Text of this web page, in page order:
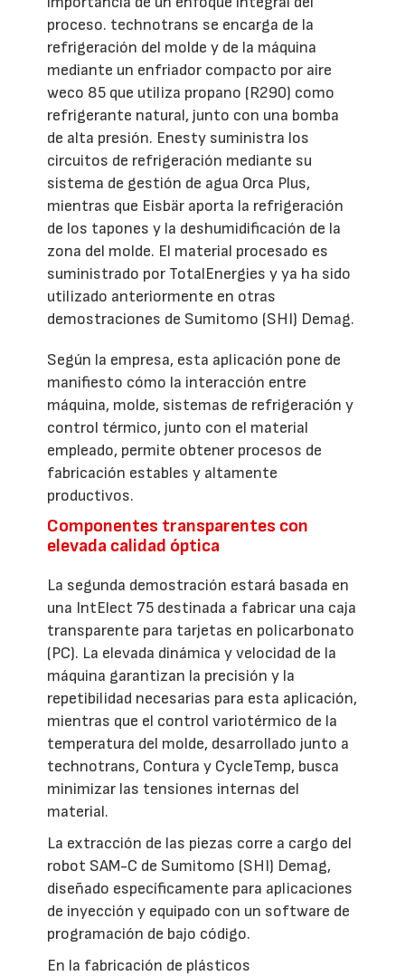
proceso. technotrans se encarga de la
refrigeración del molde y de la máquina
mediante un enfriador compacto por aire
weco 85 que utiliza propano (R290) como
refrigerante natural, junto con una bomba
de alta presión. Enesty suministra los
circuitos de refrigeración mediante su
sistema de gestión de agua Orca Plus,
mientras que Eisbär aporta la refrigeración
de los tapones y la deshumidificación de la
zona del molde. El material procesado es
suministrado por TotalEnergies y ya ha sido
utilizado anteriormente en otras
demostraciones de Sumitomo (SHI) Demag.
Según la empresa, esta aplicación pone de
manifiesto cómo la interacción entre
máquina, molde, sistemas de refrigeración y
control térmico, junto con el material
empleado, permite obtener procesos de
fabricación estables y altamente
productivos.
Componentes transparentes con
elevada calidad óptica
La segunda demostración estará basada en
una IntElect 75 destinada a fabricar una caja
transparente para tarjetas en policarbonato
(PC). La elevada dinámica y velocidad de la
máquina garantizan la precisión y la
repetibilidad necesarias para esta aplicación,
mientras que el control variotérmico de la
temperatura del molde, desarrollado junto a
technotrans, Contura y CycleTemp, busca
minimizar las tensiones internas del
material.
La extracción de las piezas corre a cargo del
robot SAM-C de Sumitomo (SHI) Demag,
diseñado específicamente para aplicaciones
de inyección y equipado con un software de
programación de bajo código.
En la fabricación de plásticos